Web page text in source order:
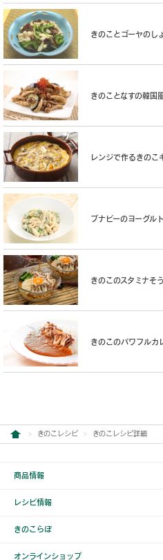
きのことゴーヤのし
きのことなすの韓国
レンジで作るきのこ
ブナピーのヨーグル
きのこのスタミナそ
きのこのパワフルカ
きのこレシピ きのこレシピ詳細
商品情報
レシピ情報
きのこらぼ
オンラインショップ